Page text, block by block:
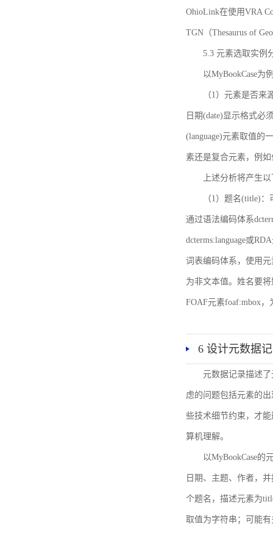
OhioLink在使用VRA
TGN（Thesaurus of
5.3 元素选取实例
以MyBookCase为
（1）元素是否
日期(date)显示格式必
(language)元素取值的
素还是复合元素，例
上述分析将产生
（1）题名(title)
通过语法编码体系
dcterms:language或
词表编码体系，使用元
为非文本值。姓名要
FOAF元素foaf:mbox，
6 设计元数据
元数据记录描述
虑的问题包括元素的
些技术细节约束，才
算机理解。
以MyBookCase的
日期、主题、作者，
个题名，描述元素为
取值为字符串；可能